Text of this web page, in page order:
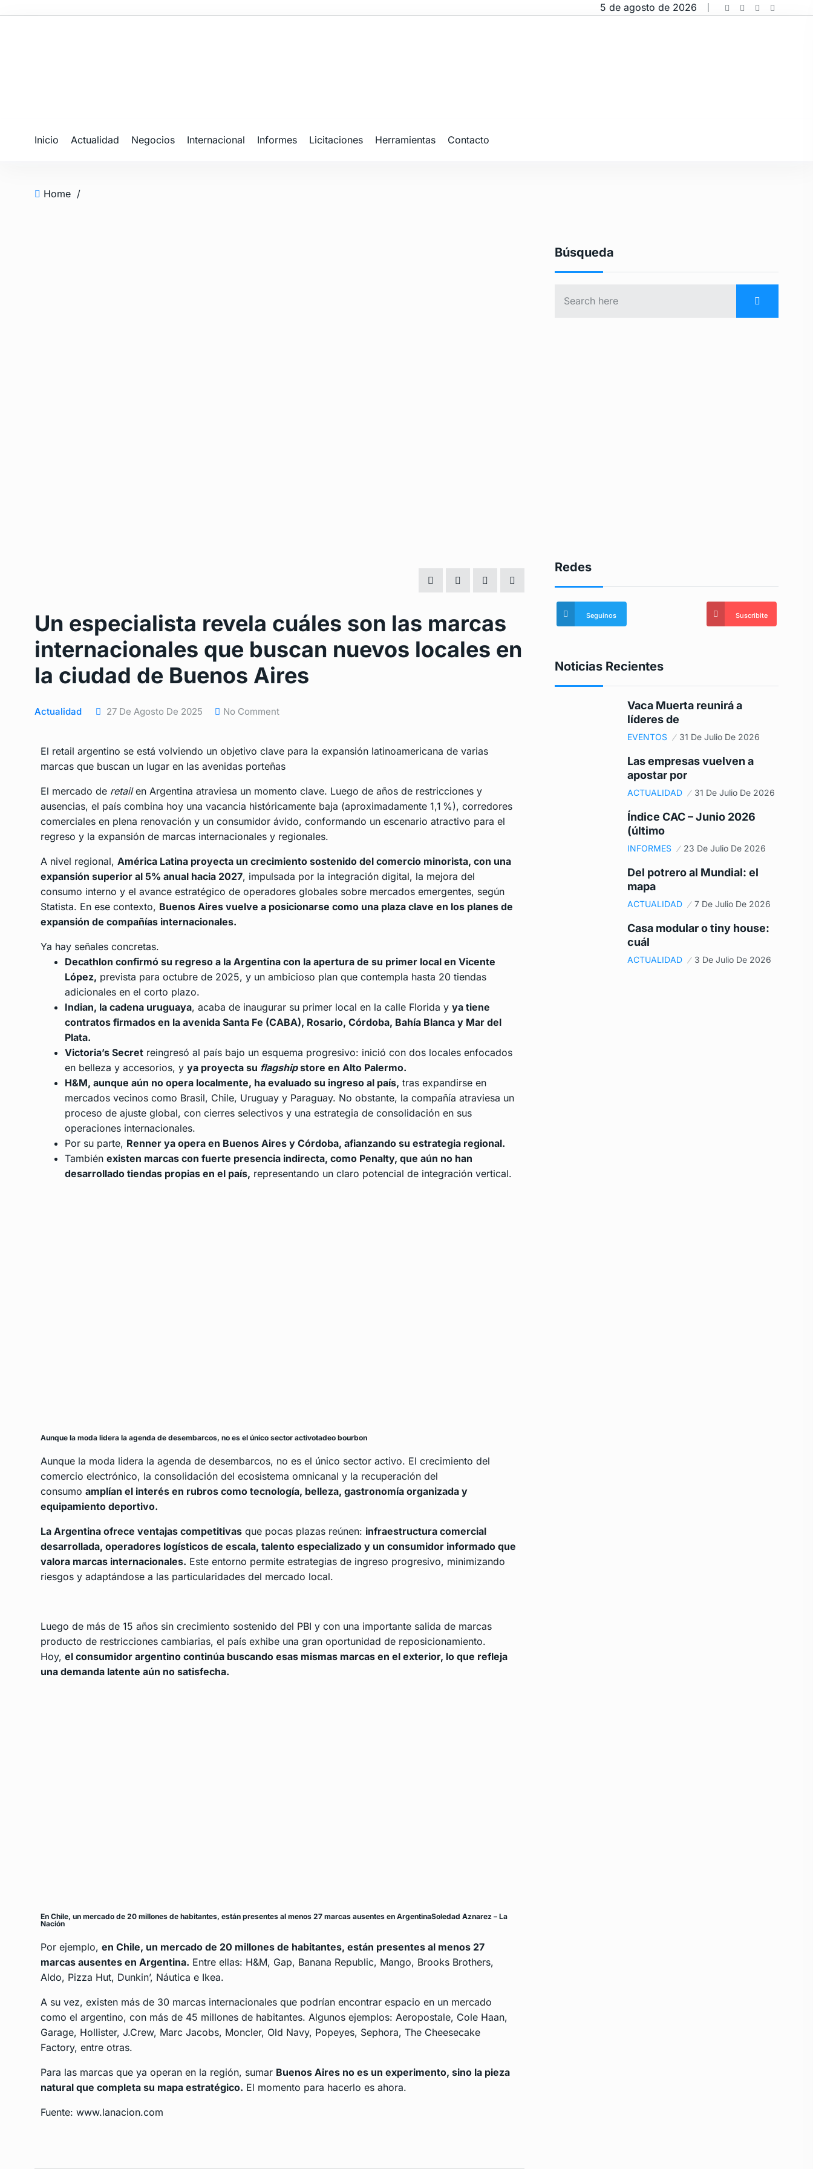
5 de agosto de 2026
Inicio Actualidad Negocios Internacional Informes Licitaciones Herramientas Contacto
Home /
Un especialista revela cuáles son las marcas
internacionales que buscan nuevos locales en
la ciudad de Buenos Aires
Actualidad 27 De Agosto De 2025 No Comment
El retail argentino se está volviendo un objetivo clave para la expansión latinoamericana de varias
marcas que buscan un lugar en las avenidas porteñas
El mercado de retailen Argentina atraviesa un momento clave. Luego de años de restricciones y
ausencias, el país combina hoy una vacancia históricamente baja (aproximadamente 1,1 %), corredores
comerciales en plena renovación y un consumidor ávido, conformando un escenario atractivo para el
regreso y la expansión de marcas internacionales y regionales.
A nivel regional, América Latina proyecta un crecimiento sostenido del comercio minorista, con una
expansión superior al 5% anual hacia 2027, impulsada por la integración digital, la mejora del
consumo interno y el avance estratégico de operadores globales sobre mercados emergentes, según
Statista. En ese contexto, Buenos Aires vuelve a posicionarse como una plaza clave en los planes de
expansión de compañías internacionales.
Ya hay señales concretas.
Decathlon confirmó su regreso a la Argentina con la apertura de su primer local en Vicente
López, prevista para octubre de 2025, y un ambicioso plan que contempla hasta 20 tiendas
adicionales en el corto plazo.
Indian, la cadena uruguaya, acaba de inaugurar su primer local en la calle Florida y ya tiene
contratos firmados en la avenida Santa Fe (CABA), Rosario, Córdoba, Bahía Blanca y Mar del
Plata.
Victoria’s Secret reingresó al país bajo un esquema progresivo: inició con dos locales enfocados
en belleza y accesorios, y ya proyecta su flagshipstore en Alto Palermo.
H&M, aunque aún no opera localmente, ha evaluado su ingreso al país, tras expandirse en
mercados vecinos como Brasil, Chile, Uruguay y Paraguay. No obstante, la compañía atraviesa un
proceso de ajuste global, con cierres selectivos y una estrategia de consolidación en sus
operaciones internacionales.
Por su parte, Renner ya opera en Buenos Aires y Córdoba, afianzando su estrategia regional.
También existen marcas con fuerte presencia indirecta, como Penalty, que aún no han
desarrollado tiendas propias en el país, representando un claro potencial de integración vertical.
Aunque la moda lidera la agenda de desembarcos, no es el único sector activotadeo bourbon
Aunque la moda lidera la agenda de desembarcos, no es el único sector activo. El crecimiento del
comercio electrónico, la consolidación del ecosistema omnicanal y la recuperación del
consumo amplían el interés en rubros como tecnología, belleza, gastronomía organizada y
equipamiento deportivo.
La Argentina ofrece ventajas competitivas que pocas plazas reúnen: infraestructura comercial
desarrollada, operadores logísticos de escala, talento especializado y un consumidor informado que
valora marcas internacionales. Este entorno permite estrategias de ingreso progresivo, minimizando
riesgos y adaptándose a las particularidades del mercado local.
Luego de más de 15 años sin crecimiento sostenido del PBI y con una importante salida de marcas
producto de restricciones cambiarias, el país exhibe una gran oportunidad de reposicionamiento.
Hoy, el consumidor argentino continúa buscando esas mismas marcas en el exterior, lo que refleja
una demanda latente aún no satisfecha.
En Chile, un mercado de 20 millones de habitantes, están presentes al menos 27 marcas ausentes en ArgentinaSoledad Aznarez – La
Nación
Por ejemplo, en Chile, un mercado de 20 millones de habitantes, están presentes al menos 27
marcas ausentes en Argentina. Entre ellas: H&M, Gap, Banana Republic, Mango, Brooks Brothers,
Aldo, Pizza Hut, Dunkin’, Náutica e Ikea.
A su vez, existen más de 30 marcas internacionales que podrían encontrar espacio en un mercado
como el argentino, con más de 45 millones de habitantes. Algunos ejemplos: Aeropostale, Cole Haan,
Garage, Hollister, J.Crew, Marc Jacobs, Moncler, Old Navy, Popeyes, Sephora, The Cheesecake
Factory, entre otras.
Para las marcas que ya operan en la región, sumar Buenos Aires no es un experimento, sino la pieza
natural que completa su mapa estratégico. El momento para hacerlo es ahora.
Fuente: www.lanacion.com
Búsqueda
Redes
Seguinos Suscribite
Noticias Recientes
Vaca Muerta reunirá a
líderes de
EVENTOS 31 De Julio De 2026
Las empresas vuelven a
apostar por
ACTUALIDAD 31 De Julio De 2026
Índice CAC – Junio 2026
(último
INFORMES 23 De Julio De 2026
Del potrero al Mundial: el
mapa
ACTUALIDAD 7 De Julio De 2026
Casa modular o tiny house:
cuál
ACTUALIDAD 3 De Julio De 2026